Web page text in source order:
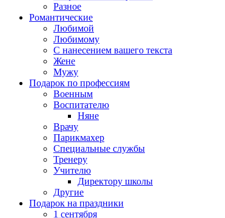
Разное
Романтические
Любимой
Любимому
С нанесением вашего текста
Жене
Мужу
Подарок по профессиям
Военным
Воспитателю
Няне
Врачу
Парикмахер
Специальные службы
Тренеру
Учителю
Директору школы
Другие
Подарок на праздники
1 сентября